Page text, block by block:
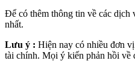
Để có thêm thông tin về các dịch
nhất.
Lưu ý : Hiện nay có nhiều đơn
tài chính. Mọi ý kiến phản hồi về